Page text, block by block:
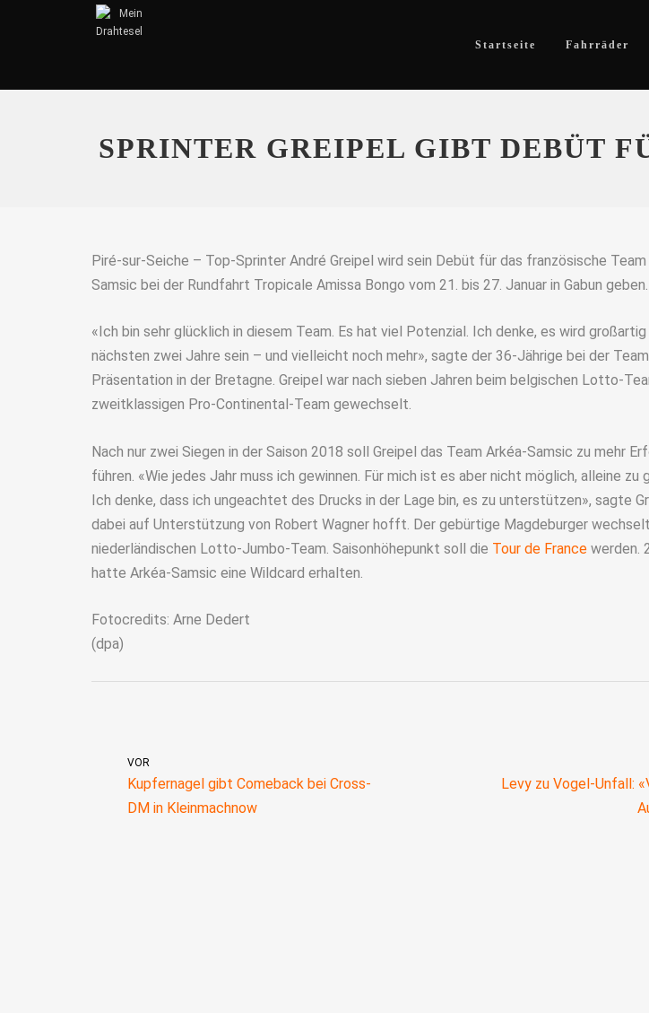
Startseite Fahrräder
SPRINTER GREIPEL GIBT DEBÜT
Piré-sur-Seiche – Top-Sprinter André Greipel wird sein Debüt für das französische Team
Samsic bei der Rundfahrt Tropicale Amissa Bongo vom 21. bis 27. Januar in Gabun geben.
«Ich bin sehr glücklich in diesem Team. Es hat viel Potenzial. Ich denke, es wird
nächsten zwei Jahre sein – und vielleicht noch mehr», sagte der 36-Jährige bei der
Präsentation in der Bretagne. Greipel war nach sieben Jahren beim belgischen Lotto-
zweitklassigen Pro-Continental-Team gewechselt.
Nach nur zwei Siegen in der Saison 2018 soll Greipel das Team Arkéa-Samsic zu mehr
führen. «Wie jedes Jahr muss ich gewinnen. Für mich ist es aber nicht möglich, alleine zu
Ich denke, dass ich ungeachtet des Drucks in der Lage bin, es zu unterstützen», sagte
dabei auf Unterstützung von Robert Wagner hofft. Der gebürtige Magdeburger
niederländischen Lotto-Jumbo-Team. Saisonhöhepunkt soll die Tour de France werden.
hatte Arkéa-Samsic eine Wildcard erhalten.
Fotocredits: Arne Dedert
(dpa)
VOR
Kupfernagel gibt Comeback bei Cross-
DM in Kleinmachnow
Levy zu Vogel-Unfall: